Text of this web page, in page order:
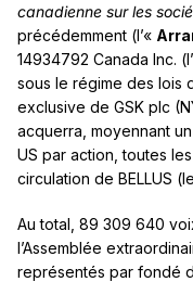
canadienne sur les
précédemment (l’«
14934792 Canada Inc.
sous le régime des lois
exclusive de GSK plc
acquerra, moyennant
US par action, toutes
circulation de BELLUS
Au total, 89 309 640
l’Assemblée
représentés par fondé